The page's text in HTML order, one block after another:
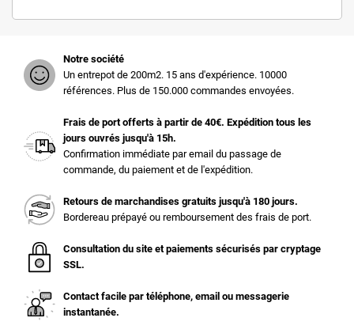
Notre société
Un entrepot de 200m2. 15 ans d'expérience. 10000
références. Plus de 150.000 commandes envoyées.
Frais de port offerts à partir de 40€. Expédition tous les
jours ouvrés jusqu'à 15h.
Confirmation immédiate par email du passage de
commande, du paiement et de l'expédition.
Retours de marchandises gratuits jusqu'à 180 jours.
Bordereau prépayé ou remboursement des frais de port.
Consultation du site et paiements sécurisés par cryptage
SSL.
Contact facile par téléphone, email ou messagerie
instantanée.